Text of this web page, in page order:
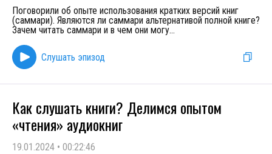
Поговорили об опыте использования кратких версий книг
(саммари). Являются ли саммари альтернативой полной книге?
Зачем читать саммари и в чем они могу...
Слушать эпизод
Как слушать книги? Делимся опытом
«чтения» аудиокниг
19.01.2024 • 00:22:46